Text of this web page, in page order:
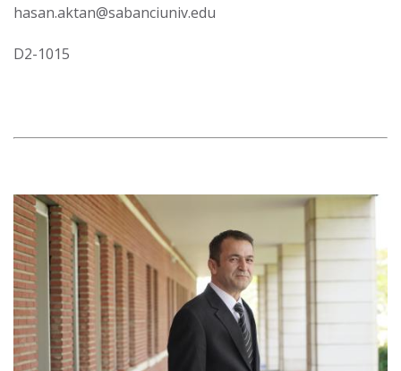
hasan.aktan@sabanciuniv.edu
D2-1015
Görsel